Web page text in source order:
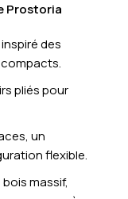
Prostoria
des
pliés pour
un
flexible.
massif,